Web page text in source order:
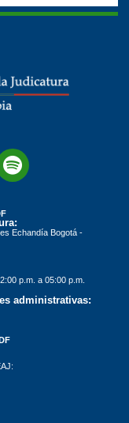
Echandía Bogotá -
p.m. a 05:00 p.m.
administrativas: